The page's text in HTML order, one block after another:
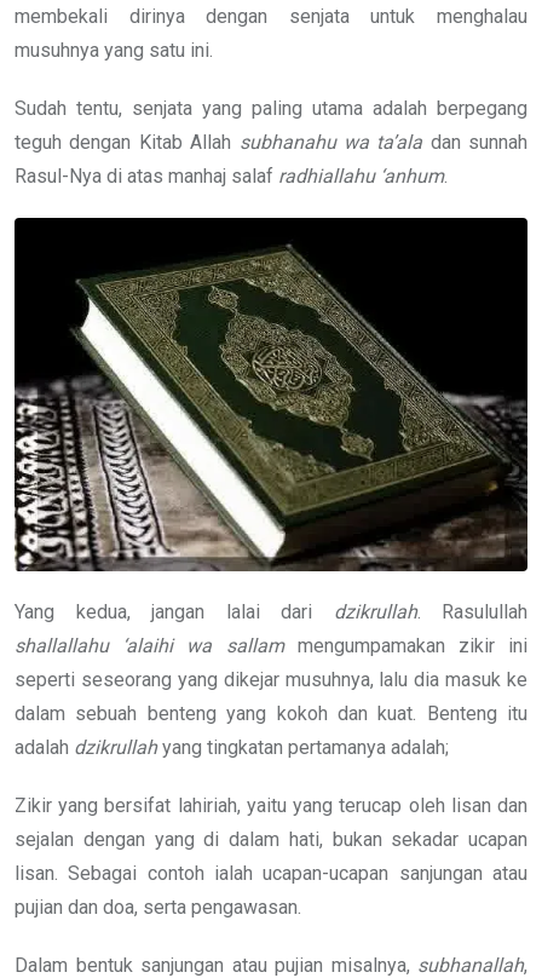
membekali dirinya dengan senjata untuk menghalau
musuhnya yang satu ini.
Sudah tentu, senjata yang paling utama adalah berpegang
teguh dengan Kitab Allah subhanahu wa ta’ala dan sunnah
Rasul-Nya di atas manhaj salaf radhiallahu ‘anhum.
Yang kedua, jangan lalai dari dzikrullah. Rasulullah
shallallahu ‘alaihi wa sallammengumpamakan zikir ini
seperti seseorang yang dikejar musuhnya, lalu dia masuk ke
dalam sebuah benteng yang kokoh dan kuat. Benteng itu
adalah dzikrullahyang tingkatan pertamanya adalah;
Zikir yang bersifat lahiriah, yaitu yang terucap oleh lisan dan
sejalan dengan yang di dalam hati, bukan sekadar ucapan
lisan. Sebagai contoh ialah ucapan-ucapan sanjungan atau
pujian dan doa, serta pengawasan.
Dalam bentuk sanjungan atau pujian misalnya, subhanallah,